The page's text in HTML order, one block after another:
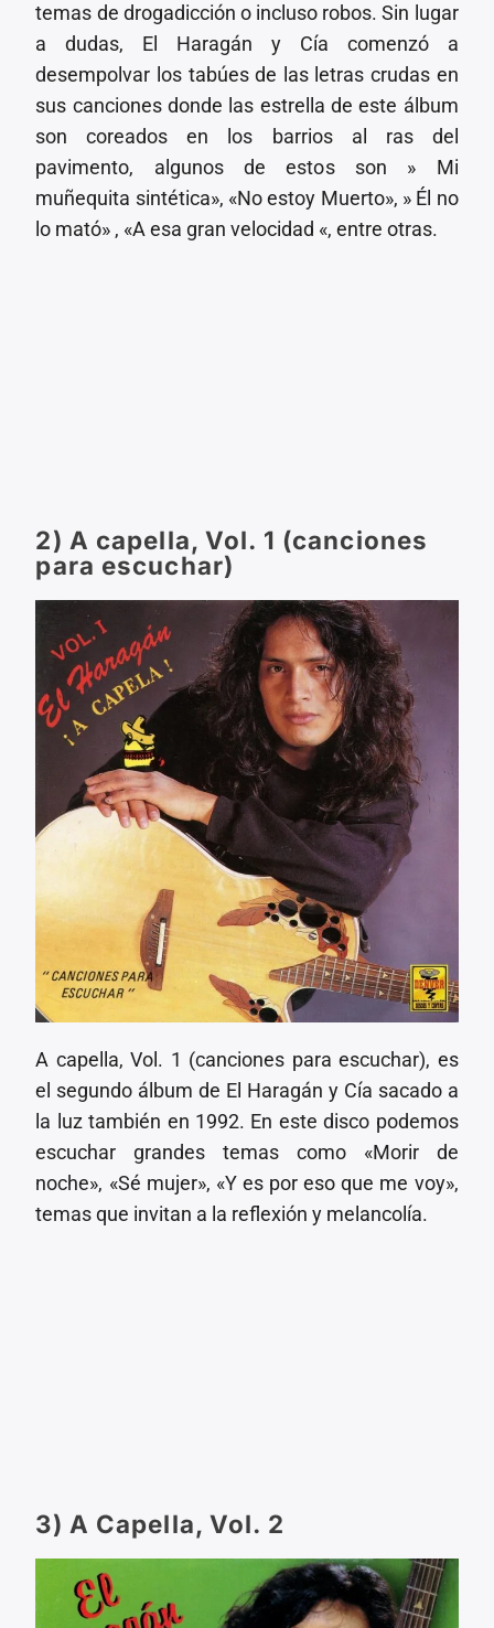
temas de drogadicción o incluso robos. Sin lugar
a dudas, El Haragán y Cía comenzó a
desempolvar los tabúes de las letras crudas en
sus canciones donde las estrella de este álbum
son coreados en los barrios al ras del
pavimento, algunos de estos son » Mi
muñequita sintética», «No estoy Muerto», » Él no
lo mató» , «A esa gran velocidad «, entre otras.
2) A capella, Vol. 1 (canciones
para escuchar)
A capella, Vol. 1 (canciones para escuchar), es
el segundo álbum de El Haragán y Cía sacado a
la luz también en 1992. En este disco podemos
escuchar grandes temas como «Morir de
noche», «Sé mujer», «Y es por eso que me voy»,
temas que invitan a la reflexión y melancolía.
3) A Capella, Vol. 2